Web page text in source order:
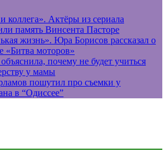
Актёры из сериала
память Винсента Пасторе
жизнь». Юра Борисов рассказал о
«Битва моторов»
почему не будет учиться
у мамы
пошутил про съемки у
в “Одиссее”